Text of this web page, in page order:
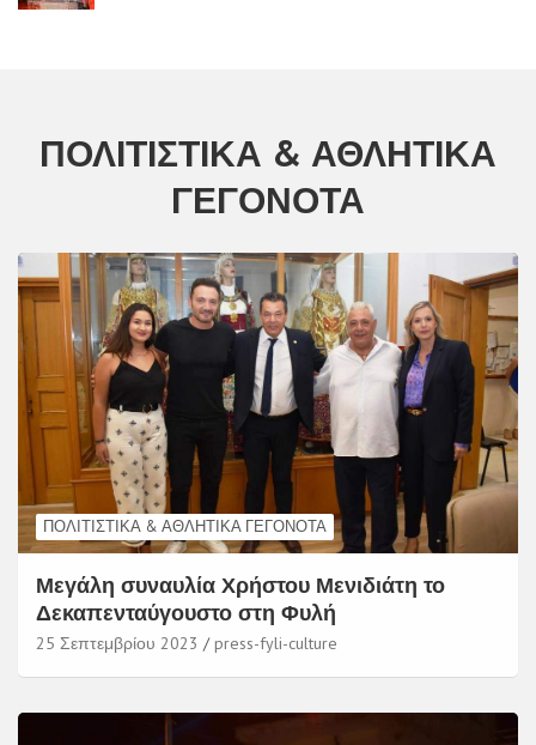
ΠΟΛΙΤΙΣΤΙΚΆ & ΑΘΛΗΤΙΚΆ
ΓΕΓΟΝΌΤΑ
ΠΟΛΙΤΙΣΤΙΚΆ & ΑΘΛΗΤΙΚΆ ΓΕΓΟΝΌΤΑ
Μεγάλη συναυλία Χρήστου Μενιδιάτη το
Δεκαπενταύγουστο στη Φυλή
25 Σεπτεμβρίου 2023 press-fyli-culture